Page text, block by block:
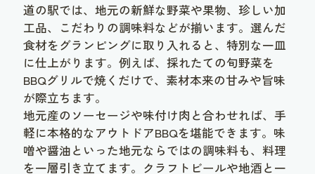
道の駅では、地元の新鮮な野菜や果物、珍しい加
工品、こだわりの調味料などが揃います。選んだ
食材をグランピングに取り入れると、特別な一皿
に仕上がります。例えば、採れたての旬野菜を
BBQグリルで焼くだけで、素材本来の甘みや旨味
が際立ちます。
地元産のソーセージや味付け肉と合わせれば、手
軽に本格的なアウトドアBBQを堪能できます。味
噌や醤油といった地元ならではの調味料も、料理
を一層引き立てます。クラフトビールや地酒と一